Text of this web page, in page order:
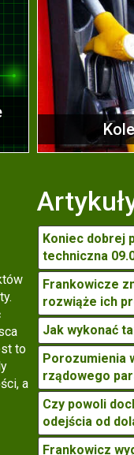
to
a
Koniec dobrej
techniczna
Frankowicze
rozwiąże ich
Jak wykonać
Porozumienia
rządowego
Czy powoli
odejścia od
Frankowicz